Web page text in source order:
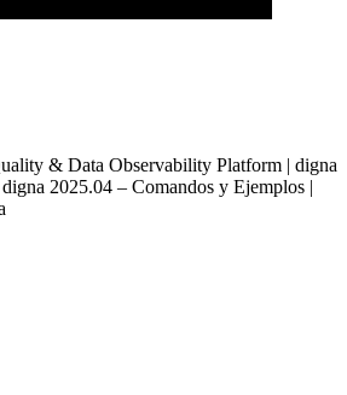
& Data Observability Platform | digna
2025.04 – Comandos y Ejemplos |